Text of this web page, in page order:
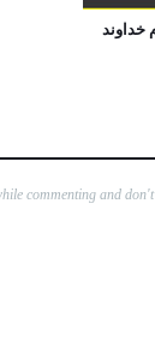
خداوند
commenting and